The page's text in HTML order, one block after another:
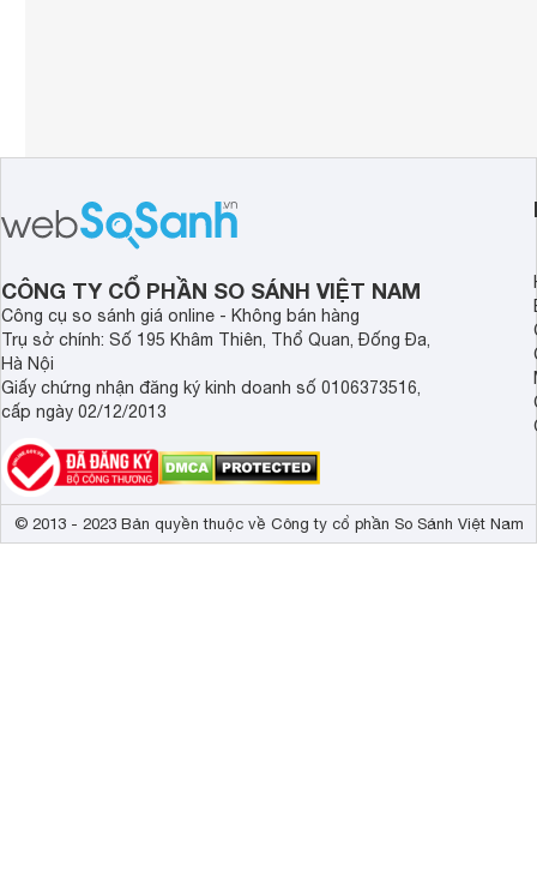
CÔNG TY CỔ PHẦN SO SÁNH VIỆT NAM
Công cụ so sánh giá online - Không bán hàng
Trụ sở chính: Số 195 Khâm Thiên, Thổ Quan, Đống Đa,
Hà Nội
Giấy chứng nhận đăng ký kinh doanh số 0106373516,
cấp ngày 02/12/2013
© 2013 - 2023 Bản quyền thuộc về Công ty cổ phần So Sánh Việt Nam